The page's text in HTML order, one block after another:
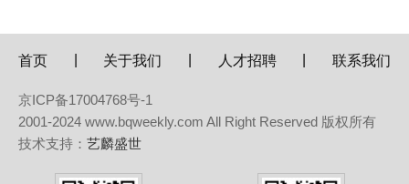
首页 关于我们 人才招聘 联系我们
京ICP备17004768号-1
2001-2024 www.bqweekly.com All Right Reserved 版权所有
技术支持： 艺麟盛世